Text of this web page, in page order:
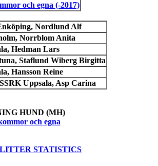
och egna (-2017)
Nordlund Alf
Norrblom Anita
Hedman Lars
Staflund Wiberg Birgitta
Hansson Reine
Uppsala, Asp Carina
HUND (MH)
och egna
STATISTICS